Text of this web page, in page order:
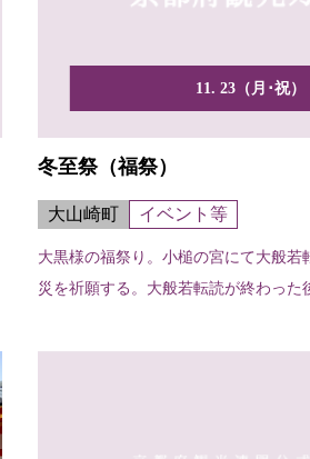
11. 23（月･祝）
冬至祭（福祭）
大山崎町 イベント等
大黒様の福祭り。小槌の宮にて大般若
災を祈願する。大般若転読が終わった